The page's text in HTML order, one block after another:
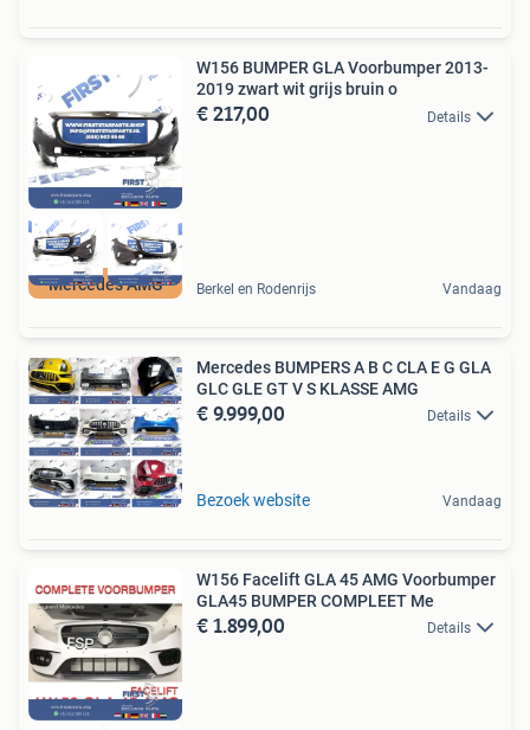
Mercedes AMG
W156 BUMPER GLA Voorbumper 2013-
2019 zwart wit grijs bruin o
€ 217,00 Details
Berkel en Rodenrijs Vandaag
Mercedes BUMPERS A B C CLA E G GLA
GLC GLE GT V S KLASSE AMG
€ 9.999,00 Details
Bezoek website Vandaag
W156 Facelift GLA 45 AMG Voorbumper
GLA45 BUMPER COMPLEET Me
€ 1.899,00 Details